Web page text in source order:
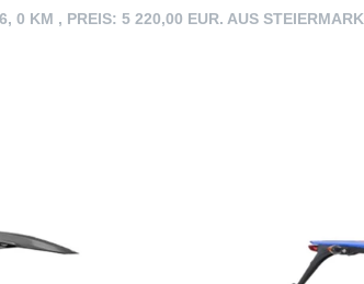
0 KM , PREIS: 5 220,00 EUR. AUS STEIERMARK